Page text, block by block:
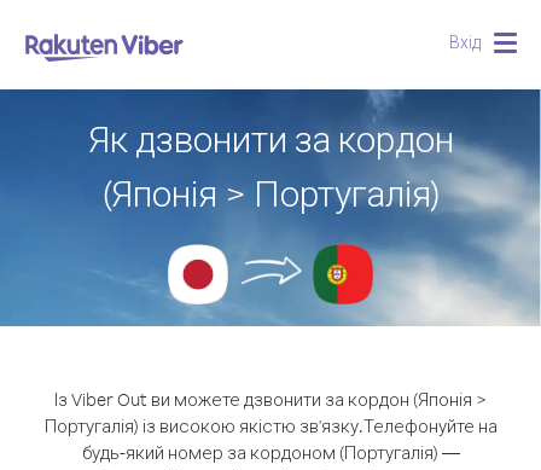
Вхід
Як дзвонити за кордон
(Японія > Португалія)
Із Viber Out ви можете дзвонити за кордон (Японія >
Португалія) із високою якістю зв'язку.Телефонуйте на
будь-який номер за кордоном (Португалія) —